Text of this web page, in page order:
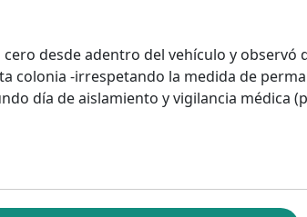
cero desde adentro del vehículo y observó
colonia -irrespetando la medida de
día de aislamiento y vigilancia médica